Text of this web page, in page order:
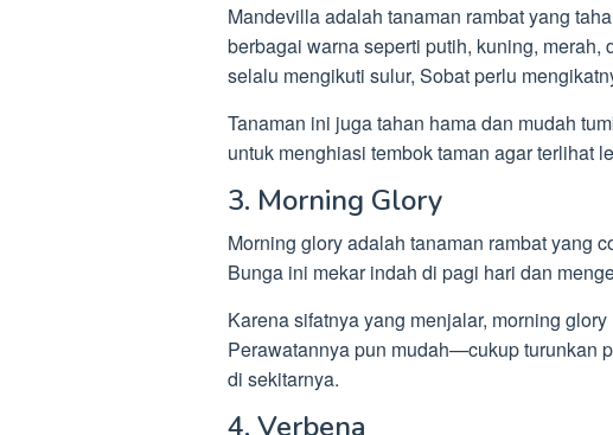
Mandevilla adalah tanaman rambat yang
berbagai warna seperti putih, kuning,
selalu mengikuti sulur, Sobat perlu
Tanaman ini juga tahan hama dan mudah
untuk menghiasi tembok taman agar terlihat
3. Morning Glory
Morning glory adalah tanaman rambat yang
Bunga ini mekar indah di pagi hari dan
Karena sifatnya yang menjalar, morning
Perawatannya pun mudah—cukup turunkan
di sekitarnya.
4. Verbena